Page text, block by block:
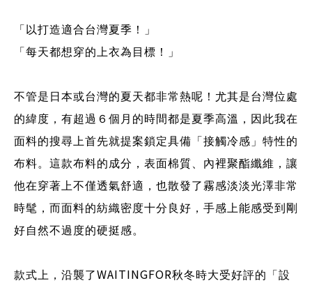
「以打造適合台灣夏季！」
「每天都想穿的上衣為目標！」
不管是日本或台灣的夏天都非常熱呢！尤其是台灣位處
的緯度，有超過６個月的時間都是夏季高溫，因此我在
面料的搜尋上首先就提案鎖定具備「接觸冷感」特性的
布料。這款布料的成分，表面棉質、內裡聚酯纖維，讓
他在穿著上不僅透氣舒適，也散發了霧感淡淡光澤非常
時髦，而面料的紡織密度十分良好，手感上能感受到剛
好自然不過度的硬挺感。
款式上，沿襲了WAITINGFOR秋冬時大受好評的「設